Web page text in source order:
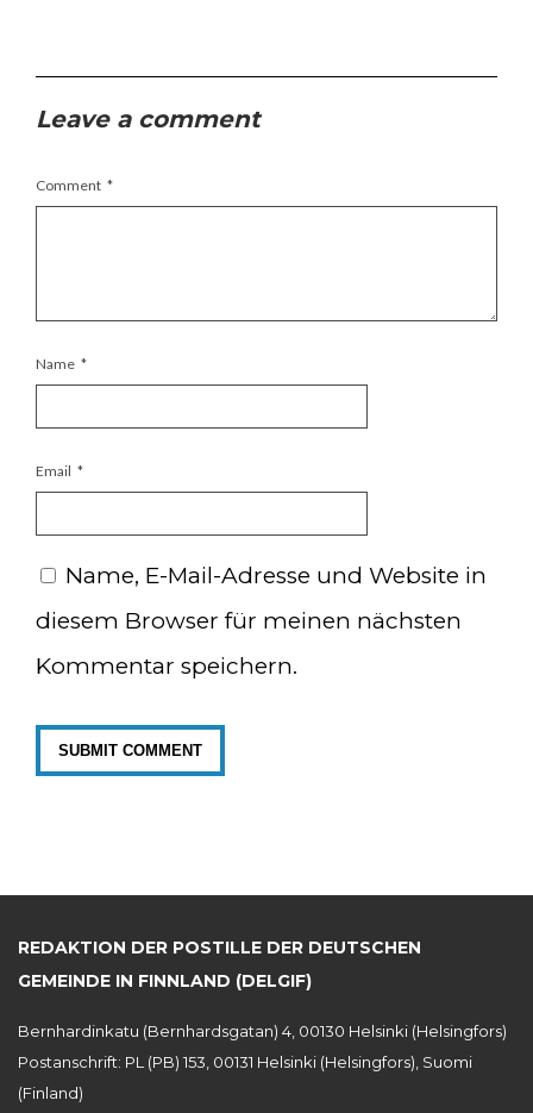
Leave a comment
Comment *
Name *
Email *
Name, E-Mail-Adresse und Website in
diesem Browser für meinen nächsten
Kommentar speichern.
REDAKTION DER POSTILLE DER DEUTSCHEN
GEMEINDE IN FINNLAND (DELGIF)
Bernhardinkatu (Bernhardsgatan) 4, 00130 Helsinki (Helsingfors)
Postanschrift: PL (PB) 153, 00131 Helsinki (Helsingfors), Suomi
(Finland)